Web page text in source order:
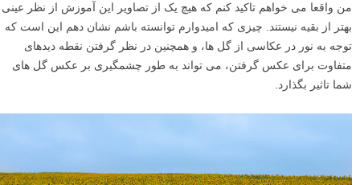
من واقعا می خواهم تاکید کنم که هیچ یک از تصاویر این آموزش از نظر عینی
بهتر از بقیه نیستند. چیزی که امیدوارم توانسته باشم نشان دهم این است که
توجه به نور در عکاسی از گل ها، و همچنین در نظر گرفتن نقطه دیدهای
متفاوت برای عکس گرفتن، می تواند به طور چشمگیری بر عکس گل های
شما تاثیر بگذارد.